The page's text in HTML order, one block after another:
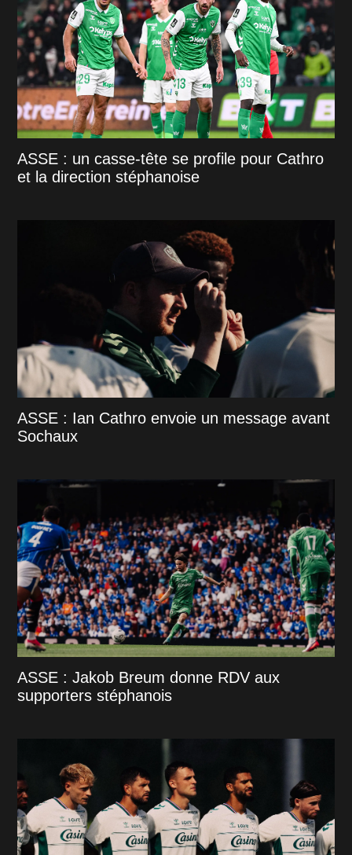
ASSE : un casse-tête se profile pour Cathro
et la direction stéphanoise
ASSE : Ian Cathro envoie un message avant
Sochaux
ASSE : Jakob Breum donne RDV aux
supporters stéphanois